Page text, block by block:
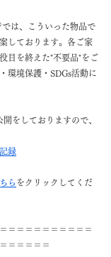
は、こういった物品で
しております。各ご家
目を終えた"不要品"をご
環境保護・SDGs活動に
をしておりますので、
録
ら をクリックしてくだ
＝＝＝＝＝＝＝＝＝＝
＝＝＝＝＝